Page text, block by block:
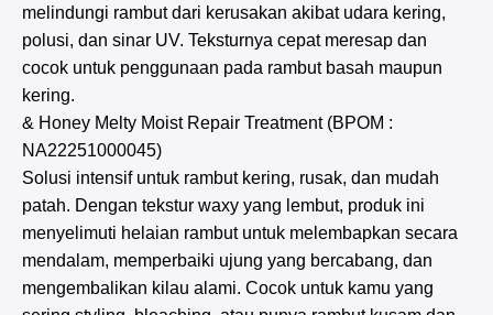
melindungi rambut dari kerusakan akibat udara kering,
polusi, dan sinar UV. Teksturnya cepat meresap dan
cocok untuk penggunaan pada rambut basah maupun
kering.
& Honey Melty Moist Repair Treatment (BPOM :
NA22251000045)
Solusi intensif untuk rambut kering, rusak, dan mudah
patah. Dengan tekstur waxy yang lembut, produk ini
menyelimuti helaian rambut untuk melembapkan secara
mendalam, memperbaiki ujung yang bercabang, dan
mengembalikan kilau alami. Cocok untuk kamu yang